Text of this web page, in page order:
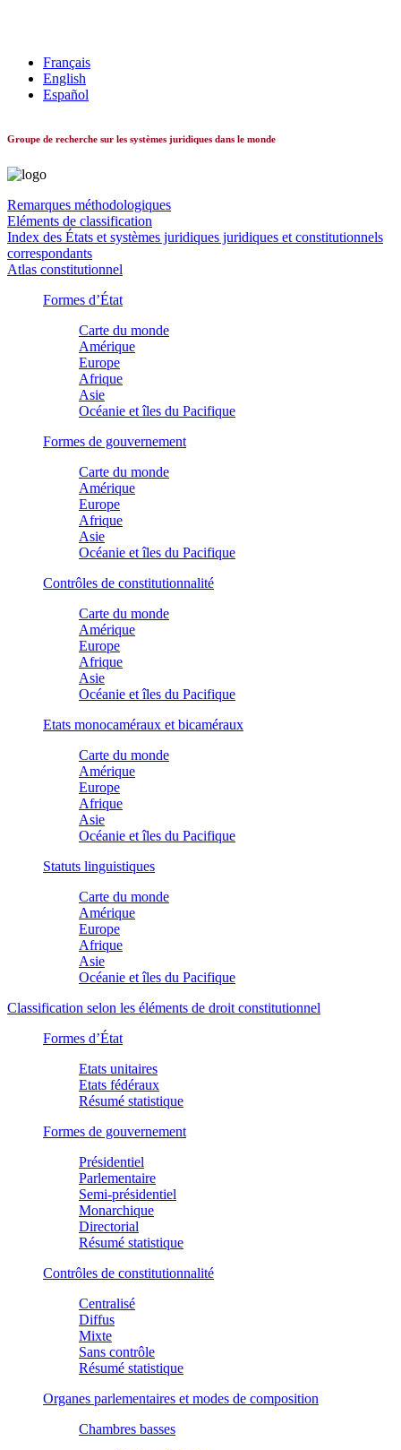
Français
English
Español
Groupe de recherche sur les systèmes juridiques dans le monde
Remarques méthodologiques
Eléments de classification
Index des États et systèmes juridiques juridiques et constitutionnels
correspondants
Atlas constitutionnel
Formes d’État
Carte du monde
Amérique
Europe
Afrique
Asie
Océanie et îles du Pacifique
Formes de gouvernement
Carte du monde
Amérique
Europe
Afrique
Asie
Océanie et îles du Pacifique
Contrôles de constitutionnalité
Carte du monde
Amérique
Europe
Afrique
Asie
Océanie et îles du Pacifique
Etats monocaméraux et bicaméraux
Carte du monde
Amérique
Europe
Afrique
Asie
Océanie et îles du Pacifique
Statuts linguistiques
Carte du monde
Amérique
Europe
Afrique
Asie
Océanie et îles du Pacifique
Classification selon les éléments de droit constitutionnel
Formes d’État
Etats unitaires
Etats fédéraux
Résumé statistique
Formes de gouvernement
Présidentiel
Parlementaire
Semi-présidentiel
Monarchique
Directorial
Résumé statistique
Contrôles de constitutionnalité
Centralisé
Diffus
Mixte
Sans contrôle
Résumé statistique
Organes parlementaires et modes de composition
Chambres basses